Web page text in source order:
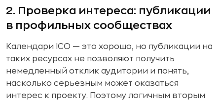
2. Проверка интереса: публикации
в профильных сообществах
Календари ICO — это хорошо, но публикации на
таких ресурсах не позволяют получить
немедленный отклик аудитории и понять,
насколько серьезным может оказаться
интерес к проекту. Поэтому логичным вторым